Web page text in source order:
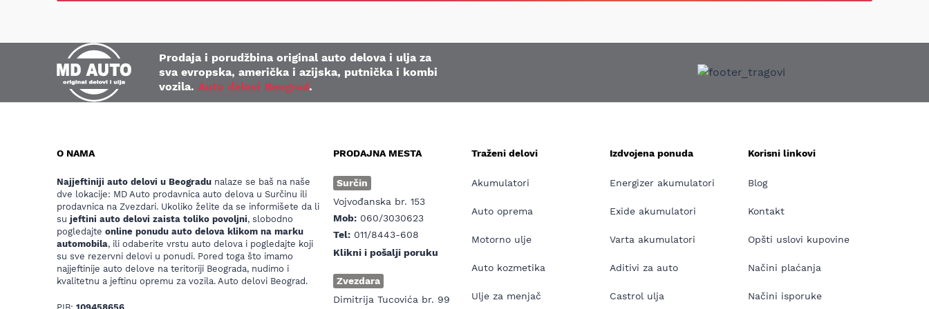
Prodaja i porudžbina original auto delova i ulja za
sva evropska, američka i azijska, putnička i kombi
vozila. Auto delovi Beograd.
O NAMA
Najjeftiniji auto delovi u Beogradu nalaze se baš na naše
dve lokacije: MD Auto prodavnica auto delova u Surčinu ili
prodavnica na Zvezdari. Ukoliko želite da se informišete da li
su jeftini auto delovi zaista toliko povoljni, slobodno
pogledajte online ponudu auto delova klikom na marku
automobila, ili odaberite vrstu auto delova i pogledajte koji
su sve rezervni delovi u ponudi. Pored toga što imamo
najjeftinije auto delove na teritoriji Beograda, nudimo i
kvalitetnu a jeftinu opremu za vozila. Auto delovi Beograd.
PRODAJNA MESTA
Surčin
Vojvođanska br. 153
Mob: 060/3030623
Tel: 011/8443-608
Klikni i pošalji poruku
Zvezdara
Dimitrija Tucovića br. 99
Traženi delovi
Akumulatori
Auto oprema
Motorno ulje
Auto kozmetika
Ulje za menjač
Izdvojena ponuda
Energizer akumulatori
Exide akumulatori
Varta akumulatori
Aditivi za auto
Castrol ulja
Korisni linkovi
Blog
Kontakt
Opšti uslovi kupovine
Načini plaćanja
Načini isporuke